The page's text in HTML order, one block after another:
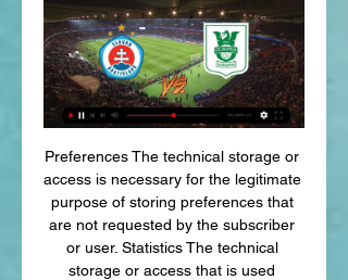
Preferences The technical storage or
access is necessary for the legitimate
purpose of storing preferences that
are not requested by the subscriber
or user. Statistics The technical
storage or access that is used